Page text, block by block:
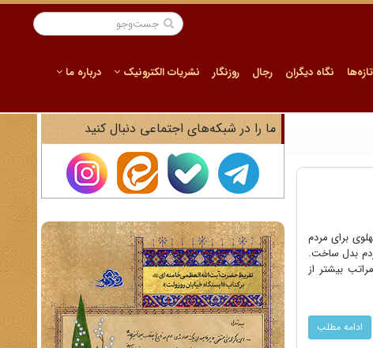
تازه‌ها نگاه دیگران رجال روزنگار نشریات الکترونیک درباره ما
پهلوی برای مردم
بدل ساخت.
بیشتر از
ادامه مطلب
ما را در شبکه‌های اجتماعی دنبال کنید